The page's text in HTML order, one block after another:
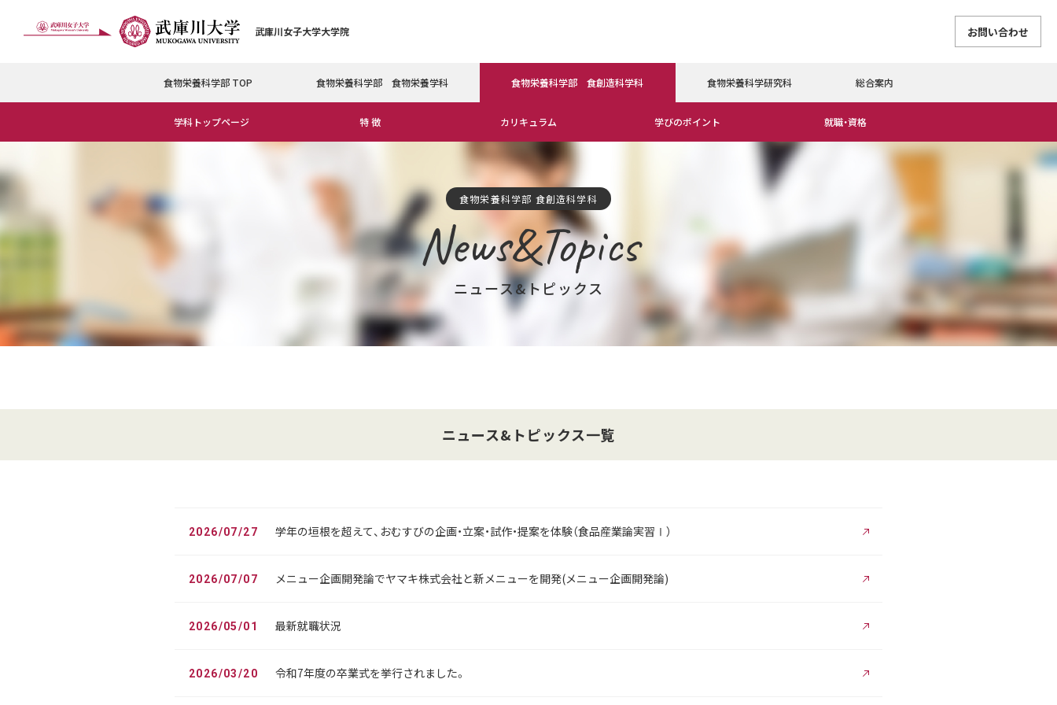
武庫川女子大学大学院 お問い合わせ
食物栄養科学部 TOP 食物栄養科学部 食物栄養学科 食物栄養科学部 食創造科学科
学科トップページ 特 徴 カリキュラム 学びのポイント 就職・資格
食物栄養科学研究科 総合案内
食物栄養科学部 食創造科学科
News&Topics
ニュース&トピックス
ニュース&トピックス一覧
2026/07/27 学年の垣根を超えて、おむすびの企画・立案・試作・提案を体験（食品産業論実習Ⅰ）
2026/07/07 メニュー企画開発論でヤマキ株式会社と新メニューを開発(メニュー企画開発論)
2026/05/01 最新就職状況
2026/03/20 令和7年度の卒業式を挙行されました。